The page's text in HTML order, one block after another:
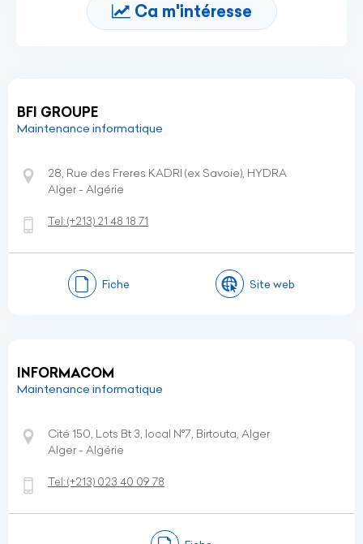
Ca m'intéresse
BFI GROUPE
Maintenance informatique
28, Rue des Freres KADRI (ex Savoie), HYDRA
Alger - Algérie
Tel:(+213) 21 48 18 71
Fiche Site web
INFORMACOM
Maintenance informatique
Cité 150, Lots Bt 3, local N°7, Birtouta, Alger
Alger - Algérie
Tel:(+213) 023 40 09 78